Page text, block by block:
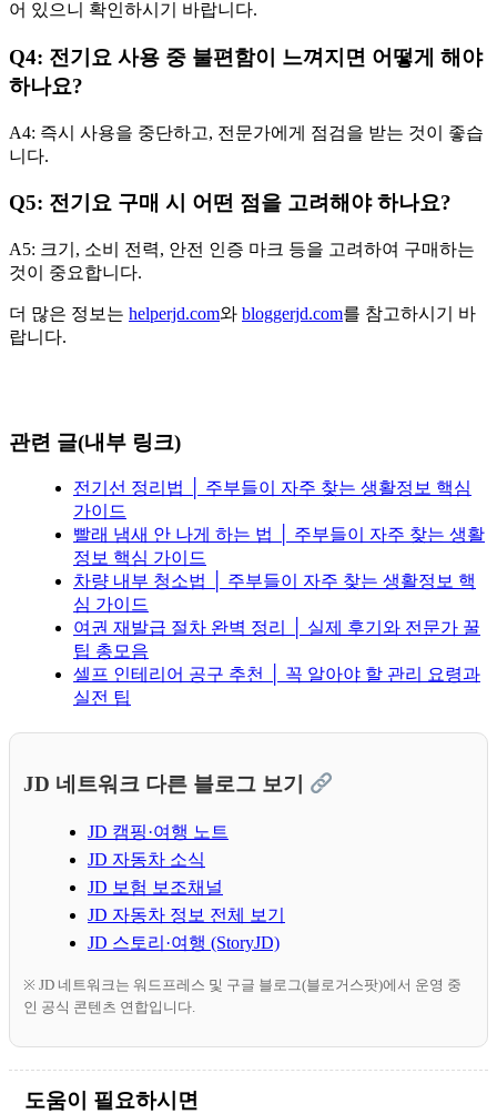
어 있으니 확인하시기 바랍니다.
Q4: 전기요 사용 중 불편함이 느껴지면 어떻게 해야
하나요?
A4: 즉시 사용을 중단하고, 전문가에게 점검을 받는 것이 좋습
니다.
Q5: 전기요 구매 시 어떤 점을 고려해야 하나요?
A5: 크기, 소비 전력, 안전 인증 마크 등을 고려하여 구매하는
것이 중요합니다.
더 많은 정보는 helperjd.com와 bloggerjd.com를 참고하시기 바
랍니다.
관련 글(내부 링크)
전기선 정리법 │ 주부들이 자주 찾는 생활정보 핵심
가이드
빨래 냄새 안 나게 하는 법 │ 주부들이 자주 찾는 생활
정보 핵심 가이드
차량 내부 청소법 │ 주부들이 자주 찾는 생활정보 핵
심 가이드
여권 재발급 절차 완벽 정리 │ 실제 후기와 전문가 꿀
팁 총모음
셀프 인테리어 공구 추천 │ 꼭 알아야 할 관리 요령과
실전 팁
JD 네트워크 다른 블로그 보기
JD 캠핑·여행 노트
JD 자동차 소식
JD 보험 보조채널
JD 자동차 정보 전체 보기
JD 스토리·여행 (StoryJD)
※ JD 네트워크는 워드프레스 및 구글 블로그(블로거스팟)에서 운영 중
인 공식 콘텐츠 연합입니다.
도움이 필요하시면